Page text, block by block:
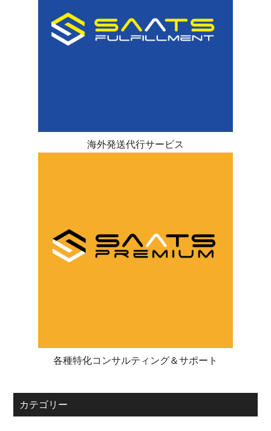
海外発送代行サービス
各種特化コンサルティング＆サポート
カテゴリー